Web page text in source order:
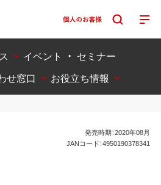
イベント ・ セミナー
せ窓口
お役立ち情報
発売時期：2020年08月
JANコード：4950190378341